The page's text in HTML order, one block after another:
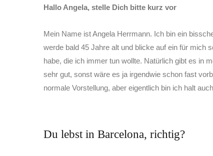
Hallo Angela, stelle Dich bitte kurz vor
Mein Name ist Angela Herrmann. Ich bin ein
werde bald 45 Jahre alt und blicke auf ein für mich
habe, die ich immer tun wollte. Natürlich gibt es in
sehr gut, sonst wäre es ja irgendwie schon fast
normale Vorstellung, aber eigentlich bin ich halt
Du lebst in Barcelona, richtig?